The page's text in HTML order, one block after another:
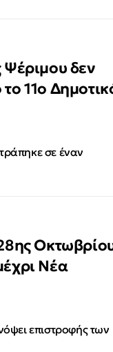
Ψέριμου δεν
11ο
σε έναν
Νέα
επιστροφής των